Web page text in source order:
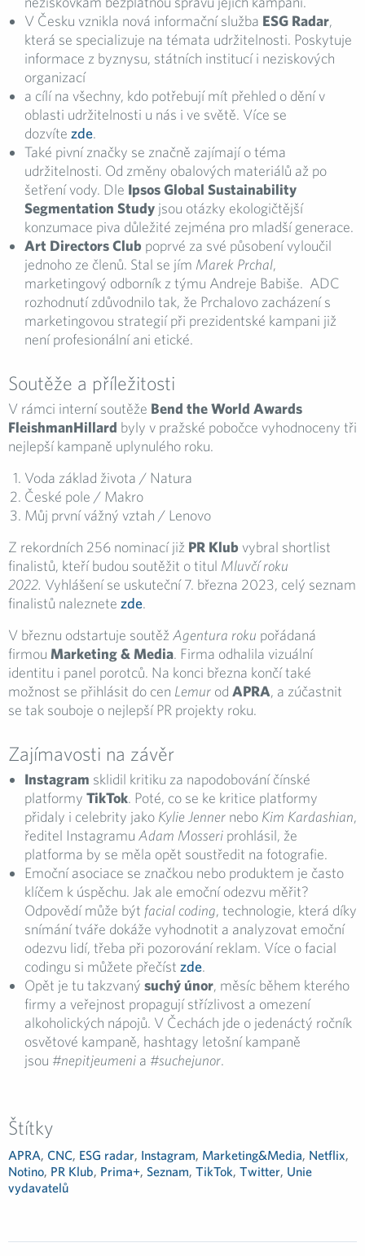
V Česku vznikla nová informační služba ESG Radar,
která se specializuje na témata udržitelnosti. Poskytuje
informace z byznysu, státních institucí i neziskových
organizací
a cílí na všechny, kdo potřebují mít přehled o dění v
oblasti udržitelnosti u nás i ve světě. Více se
dozvíte zde.
Také pivní značky se značně zajímají o téma
udržitelnosti. Od změny obalových materiálů až po
šetření vody. Dle Ipsos Global Sustainability
Segmentation Study jsou otázky ekologičtější
konzumace piva důležité zejména pro mladší generace.
Art Directors Club poprvé za své působení vyloučil
jednoho ze členů. Stal se jím Marek Prchal,
marketingový odborník z týmu Andreje Babiše. ADC
rozhodnutí zdůvodnilo tak, že Prchalovo zacházení s
marketingovou strategií při prezidentské kampani již
není profesionální ani etické.
Soutěže a příležitosti
V rámci interní soutěže Bend the World Awards
FleishmanHillard byly v pražské pobočce vyhodnoceny tři
nejlepší kampaně uplynulého roku.
Voda základ života / Natura
České pole / Makro
Můj první vážný vztah / Lenovo
Z rekordních 256 nominací již PR Klub vybral shortlist
finalistů, kteří budou soutěžit o titul Mluvčí roku
2022. Vyhlášení se uskuteční 7. března 2023, celý seznam
finalistů naleznete zde.
V březnu odstartuje soutěž Agentura roku pořádaná
firmou Marketing & Media. Firma odhalila vizuální
identitu i panel porotců. Na konci března končí také
možnost se přihlásit do cen Lemur od APRA, a zúčastnit
se tak souboje o nejlepší PR projekty roku.
Zajímavosti na závěr
Instagram sklidil kritiku za napodobování čínské
platformy TikTok. Poté, co se ke kritice platformy
přidaly i celebrity jako Kylie Jenner nebo Kim Kardashian,
ředitel Instagramu Adam Mosseri prohlásil, že
platforma by se měla opět soustředit na fotografie.
Emoční asociace se značkou nebo produktem je často
klíčem k úspěchu. Jak ale emoční odezvu měřit?
Odpovědí může být facial coding, technologie, která díky
snímání tváře dokáže vyhodnotit a analyzovat emoční
odezvu lidí, třeba při pozorování reklam. Více o facial
codingu si můžete přečíst zde.
Opět je tu takzvaný suchý únor, měsíc během kterého
firmy a veřejnost propagují střízlivost a omezení
alkoholických nápojů. V Čechách jde o jedenáctý ročník
osvětové kampaně, hashtagy letošní kampaně
jsou #nepitjeumeni a #suchejunor.
Štítky
APRA, CNC, ESG radar, Instagram, Marketing&Media, Netflix,
Notino, PR Klub, Prima+, Seznam, TikTok, Twitter, Unie
vydavatelů